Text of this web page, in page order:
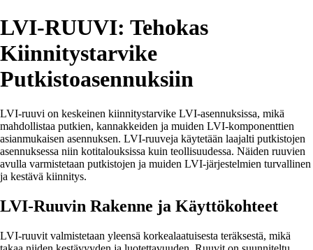
LVI-RUUVI: Tehokas
Kiinnitystarvike
Putkistoasennuksiin
LVI-ruuvi on keskeinen kiinnitystarvike LVI-asennuksissa, mikä
mahdollistaa putkien, kannakkeiden ja muiden LVI-komponenttien
asianmukaisen asennuksen. LVI-ruuveja käytetään laajalti putkistojen
asennuksessa niin kotitalouksissa kuin teollisuudessa. Näiden ruuvien
avulla varmistetaan putkistojen ja muiden LVI-järjestelmien turvallinen
ja kestävä kiinnitys.
LVI-Ruuvin Rakenne ja Käyttökohteet
LVI-ruuvit valmistetaan yleensä korkealaatuisesta teräksestä, mikä